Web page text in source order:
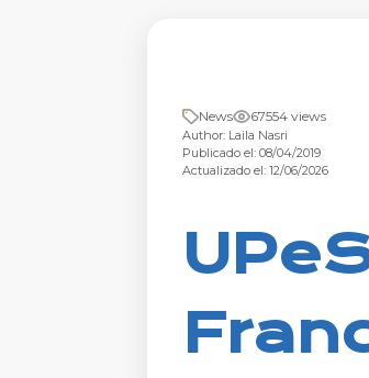
News 67554 views
Author: Laila Nasri
Publicado el: 08/04/2019
Actualizado el: 12/06/2026